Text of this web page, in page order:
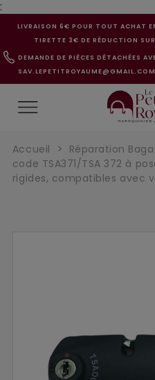
:
LIVRAISON 6€ POUR TOUT ACHAT
TIRETTE 3€ DE RÉDUCTION
DEMANDE DE PIÈCES DÉTACHÉES
SAV.LEPETITROYAUME@GMAIL.COM
Accueil Réparation
code TSA371/TSA 372 à
rigides, compatibles avec